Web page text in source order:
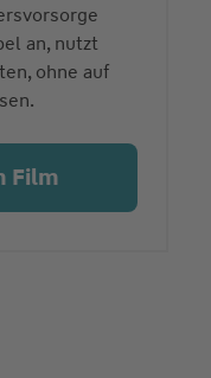
an, nutzt
ohne auf
Film